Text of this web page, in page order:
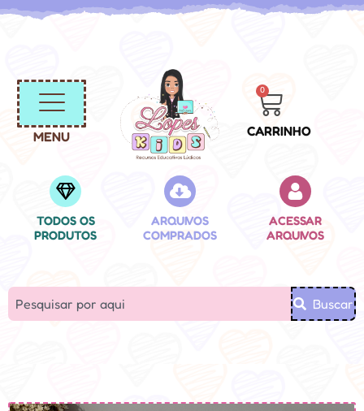
MENU
0
CARRINHO
TODOS OS
PRODUTOS
ARQUIVOS
COMPRADOS
ACESSAR
ARQUIVOS
Buscar